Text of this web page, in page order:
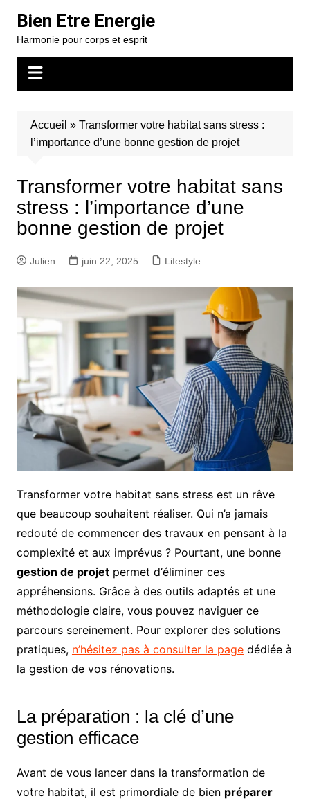
contenu
Bien Etre Energie
Harmonie pour corps et esprit
Accueil » Transformer votre habitat sans stress :
l’importance d’une bonne gestion de projet
Transformer votre habitat sans
stress : l’importance d’une
bonne gestion de projet
Julien juin 22, 2025 Lifestyle
Transformer votre habitat sans stress est un rêve
que beaucoup souhaitent réaliser. Qui n’a jamais
redouté de commencer des travaux en pensant à la
complexité et aux imprévus ? Pourtant, une bonne
gestion de projetpermet d‘éliminer ces
appréhensions. Grâce à des outils adaptés et une
méthodologie claire, vous pouvez naviguer ce
parcours sereinement. Pour explorer des solutions
pratiques, n’hésitez pas à consulter la pagedédiée à
la gestion de vos rénovations.
La préparation : la clé d’une
gestion efficace
Avant de vous lancer dans la transformation de
votre habitat, il est primordiale de bien préparer